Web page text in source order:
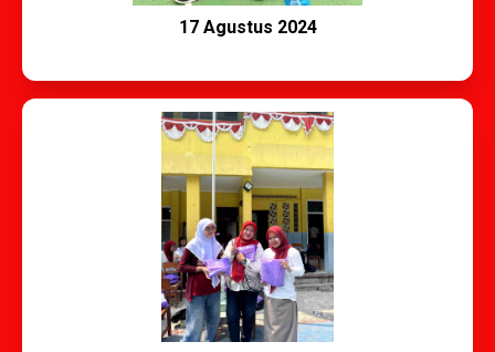
17 Agustus 2024